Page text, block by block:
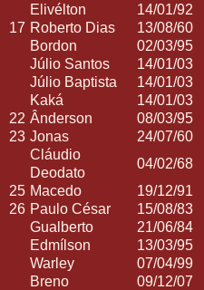
Elivélton
14/01/92
17 Roberto Dias 13/08/60
Bordon
02/03/95
Júlio Santos
14/01/03
Júlio Baptista
14/01/03
Kaká
14/01/03
22 Ânderson 08/03/95
23 Jonas 24/07/60
Cláudio
Deodato
04/02/68
25 Macedo 19/12/91
26 Paulo César 15/08/83
Gualberto
21/06/84
Edmílson
13/03/95
Warley
07/04/99
Breno
09/12/07